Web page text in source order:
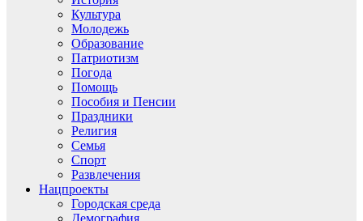
Культура
Молодежь
Образование
Патриотизм
Погода
Помощь
Пособия и Пенсии
Праздники
Религия
Семья
Спорт
Развлечения
Нацпроекты
Городская среда
Демография